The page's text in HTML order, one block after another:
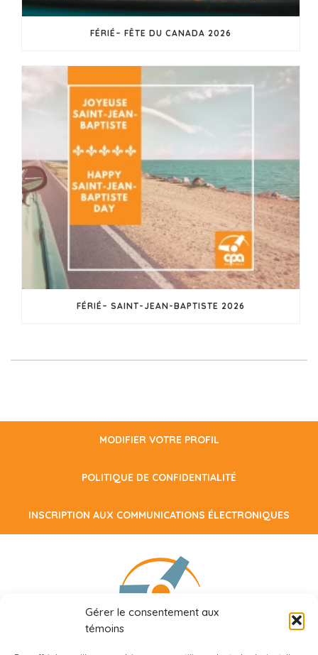
Gérer le consentement aux
témoins
FÉRIÉ– FÊTE DU CANADA 2026
FÉRIÉ– SAINT-JEAN-BAPTISTE 2026
MODIFIER VOTRE PROFIL
POLITIQUE DE CONFIDENTIALITÉ
INSCRIPTION AUX COMMUNICATIONS ÉLECTRONIQUES